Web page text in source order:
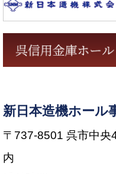
新日本造機ホール
〒737-8501 呉市中
内